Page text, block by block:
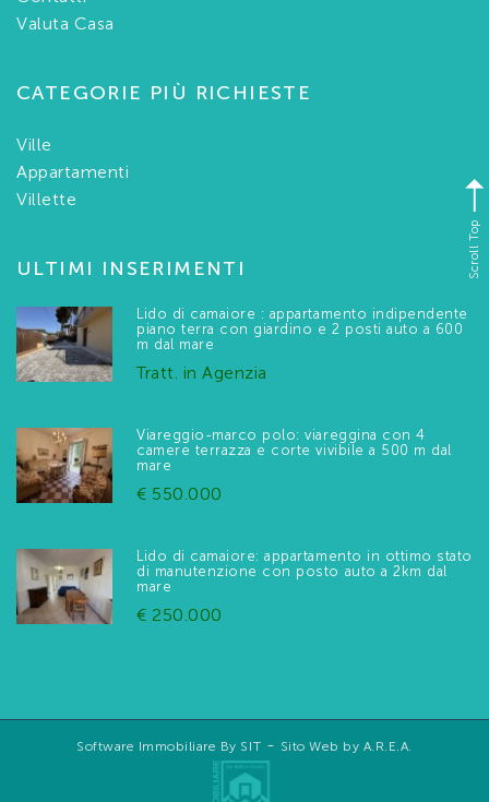
Valuta Casa
CATEGORIE PIÙ RICHIESTE
Ville
Appartamenti
Villette
ULTIMI INSERIMENTI
Lido di camaiore : appartamento indipendente
piano terra con giardino e 2 posti auto a 600
m dal mare
Tratt. in Agenzia
Viareggio-marco polo: viareggina con 4
camere terrazza e corte vivibile a 500 m dal
mare
€ 550.000
Lido di camaiore: appartamento in ottimo stato
di manutenzione con posto auto a 2km dal
mare
€ 250.000
Software Immobiliare By SIT - Sito Web by A.R.E.A.
Scroll Top